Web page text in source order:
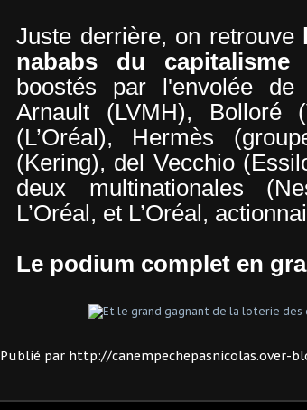
Juste derrière, on retrouve
nababs du capitalisme
boostés par l'envolée
Arnault (LVMH), Bolloré
(L’Oréal), Hermès
(Kering), del Vecchio
deux multinationales
L’Oréal, et L’Oréal,
Le podium complet en
Publié par http://canempechepasnicolas.over-